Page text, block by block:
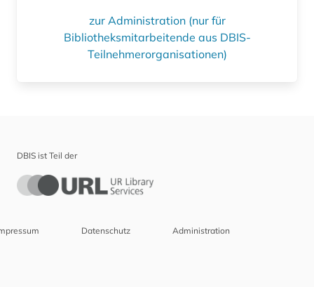
zur Administration (nur für
Bibliotheksmitarbeitende aus DBIS-
Teilnehmerorganisationen)
DBIS ist Teil der
Datenschutz Administration